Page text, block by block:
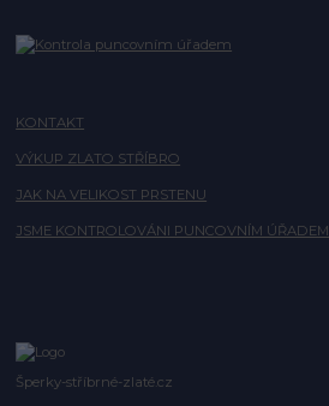
KONTAKT
VÝKUP ZLATO STŘÍBRO
JAK NA VELIKOST PRSTENU
JSME KONTROLOVÁNI PUNCOVNÍM ÚŘADEM
Šperky-stříbrné-zlaté.cz